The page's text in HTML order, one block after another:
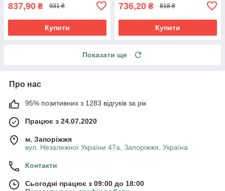
837,90 ₴ 931 ₴
Купити
736,20 ₴ 818 ₴
Купити
Показати ще
Про нас
95% позитивних з 1283 відгуків за рік
Працює з 24.07.2020
м. Запоріжжя
вул. Незалежної України 47а, Запоріжжя, Україна
Контакти
Сьогодні працює з 09:00 до 18:00